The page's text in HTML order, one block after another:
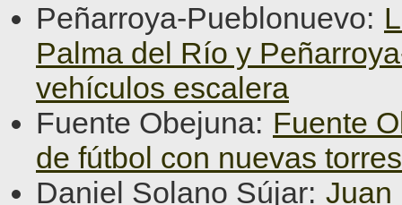
Peñarroya-Pueblonuevo:
Palma del Río y
vehículos escalera
Fuente Obejuna: Fuente
de fútbol con nuevas
Daniel Solano Sújar: Juan